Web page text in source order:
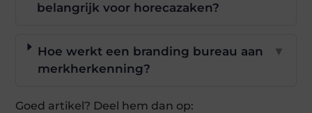
belangrijk voor horecazaken?
Hoe werkt een branding bureau aan
merkherkenning?
▼
Goed artikel? Deel hem dan op: